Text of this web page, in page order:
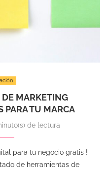
MARKETING
PARA TU MARCA
de lectura
para tu negocio gratis !
de herramientas de